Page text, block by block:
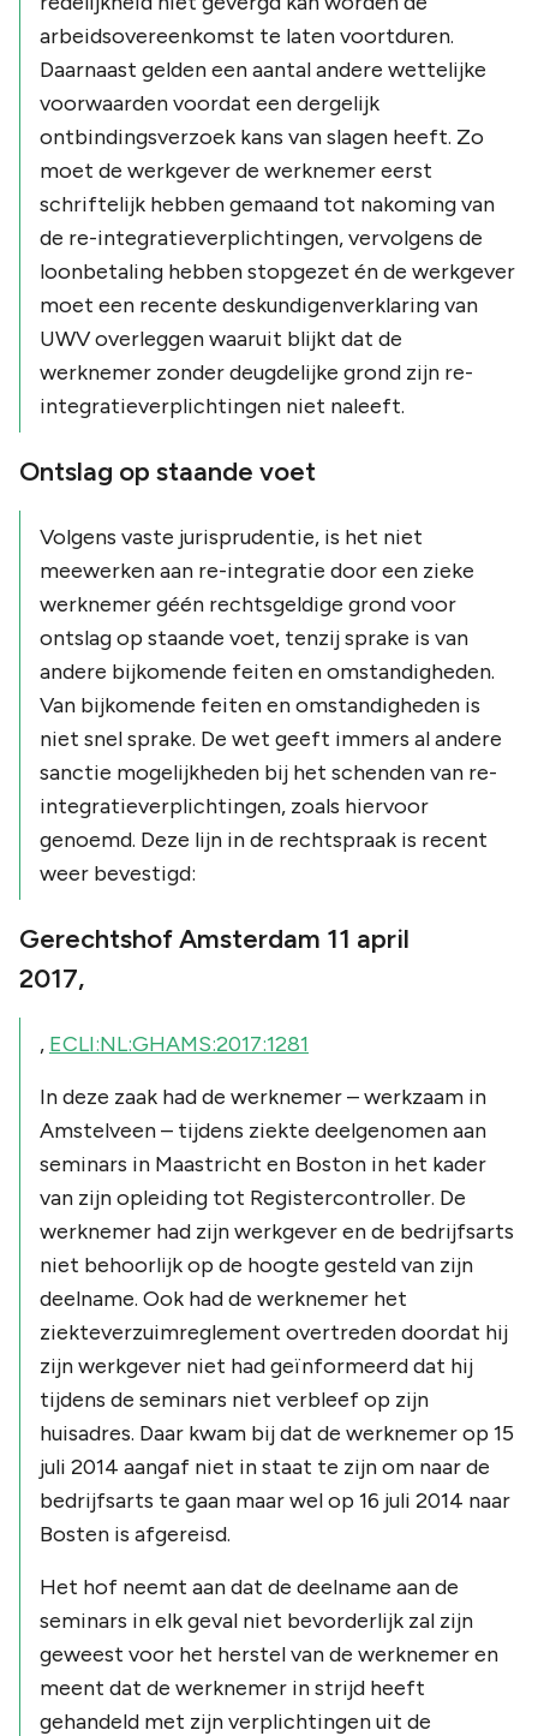
arbeidsovereenkomst te laten voortduren.
Daarnaast gelden een aantal andere wettelijke
voorwaarden voordat een dergelijk
ontbindingsverzoek kans van slagen heeft. Zo
moet de werkgever de werknemer eerst
schriftelijk hebben gemaand tot nakoming van
de re-integratieverplichtingen, vervolgens de
loonbetaling hebben stopgezet én de werkgever
moet een recente deskundigenverklaring van
UWV overleggen waaruit blijkt dat de
werknemer zonder deugdelijke grond zijn re-
integratieverplichtingen niet naleeft.
Ontslag op staande voet
Volgens vaste jurisprudentie, is het niet
meewerken aan re-integratie door een zieke
werknemer géén rechtsgeldige grond voor
ontslag op staande voet, tenzij sprake is van
andere bijkomende feiten en omstandigheden.
Van bijkomende feiten en omstandigheden is
niet snel sprake. De wet geeft immers al andere
sanctie mogelijkheden bij het schenden van re-
integratieverplichtingen, zoals hiervoor
genoemd. Deze lijn in de rechtspraak is recent
weer bevestigd:
Gerechtshof Amsterdam 11 april
2017,
, ECLI:NL:GHAMS:2017:1281
In deze zaak had de werknemer – werkzaam in
Amstelveen – tijdens ziekte deelgenomen aan
seminars in Maastricht en Boston in het kader
van zijn opleiding tot Registercontroller. De
werknemer had zijn werkgever en de bedrijfsarts
niet behoorlijk op de hoogte gesteld van zijn
deelname. Ook had de werknemer het
ziekteverzuimreglement overtreden doordat hij
zijn werkgever niet had geïnformeerd dat hij
tijdens de seminars niet verbleef op zijn
huisadres. Daar kwam bij dat de werknemer op 15
juli 2014 aangaf niet in staat te zijn om naar de
bedrijfsarts te gaan maar wel op 16 juli 2014 naar
Bosten is afgereisd.
Het hof neemt aan dat de deelname aan de
seminars in elk geval niet bevorderlijk zal zijn
geweest voor het herstel van de werknemer en
meent dat de werknemer in strijd heeft
gehandeld met zijn verplichtingen uit de